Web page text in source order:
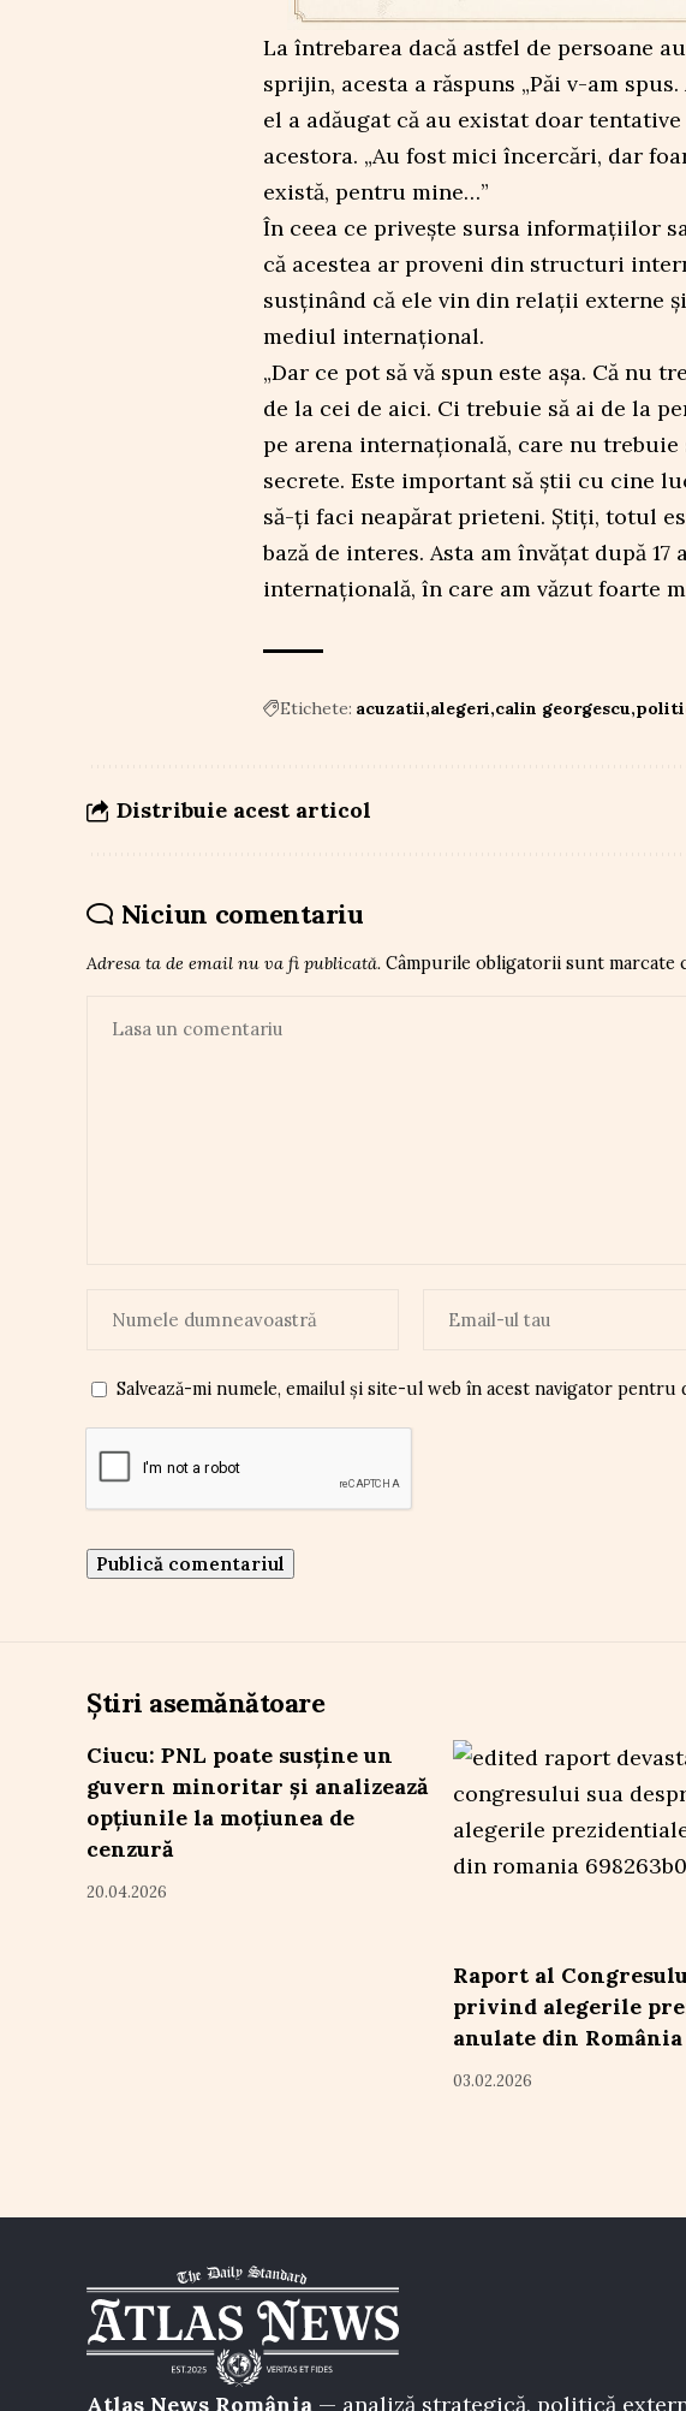
La întrebarea dacă astfel de persoane
sprijin, acesta a răspuns „Păi v-am
el a adăugat că au existat doar
acestora. „Au fost mici încercări, dar
există, pentru mine…”
În ceea ce privește sursa informațiilor
că acestea ar proveni din structuri
susținând că ele vin din relații externe
mediul internațional.
„Dar ce pot să vă spun este așa. Că nu
de la cei de aici. Ci trebuie să ai de la
pe arena internațională, care nu
secrete. Este important să știi cu cine
să-ți faci neapărat prieteni. Știți, totul
bază de interes. Asta am învățat după
internațională, în care am văzut foarte
Etichete: acuzatii alegeri calin georgescu
Distribuie acest articol
Niciun comentariu
Adresa ta de email nu va fi publicată. Câmpurile obligatorii sunt marcate
Salvează-mi numele, emailul și site-ul web în acest navigator pentru
Știri asemănătoare
Ciucu: PNL poate susține un
guvern minoritar și analizează
opțiunile la moțiunea de
cenzură
20.04.2026
Raport al
privind alegerile
anulate din România
03.02.2026
Atlas News România — analiză strategică, politică